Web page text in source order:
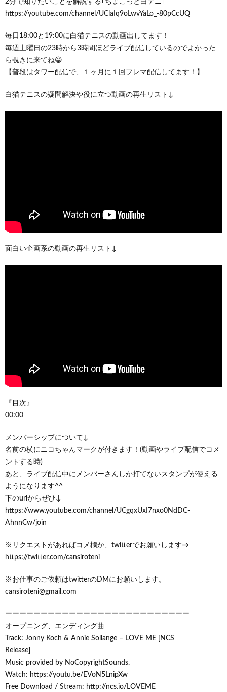
https://youtube.com/channel/UClaIq9oLwvYaLo_-80pCcUQ
毎日18:00と19:00に白猫テニスの動画出してます！
毎週土曜日の23時から3時間ほどライブ配信しているのでよかった
ら覗きに来てね😁
【普段はタワー配信で、１ヶ月に１回フレマ配信してます！】
白猫テニスの疑問解決や役に立つ動画の再生リスト↓
面白い企画系の動画の再生リスト↓
『目次』
00:00
メンバーシップについて↓
名前の横にニコちゃんマークが付きます！(動画やライブ配信でコメ
ントする時)
あと、ライブ配信中にメンバーさんしか打てないスタンプが使える
ようになります^^
下のurlからぜひ↓
https://www.youtube.com/channel/UCgqxUxI7nxo0NdDC-
AhnnCw/join
※リクエストがあればコメ欄か、twitterでお願いします→
https://twitter.com/cansiroteni
※お仕事のご依頼はtwitterのDMにお願いします。
cansiroteni@gmail.com
ーーーーーーーーーーーーーーーーーーーーーーーーーー
オープニング、エンディング曲
Track: Jonny Koch & Annie Sollange – LOVE ME [NCS
Release]
Music provided by NoCopyrightSounds.
Watch: https://youtu.be/EVoN5LnipXw
Free Download / Stream: http://ncs.io/LOVEME